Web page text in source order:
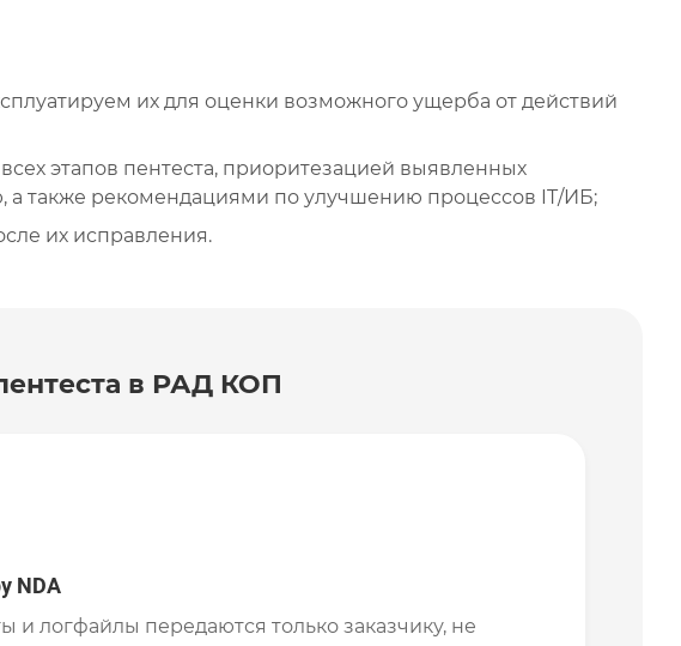
их для оценки возможного ущерба от действий
этапов пентеста, приоритезацией выявленных
а также рекомендациями по улучшению процессов IT/ИБ;
их исправления.
в РАД КОП
NDA
и логфайлы передаются только заказчику, не